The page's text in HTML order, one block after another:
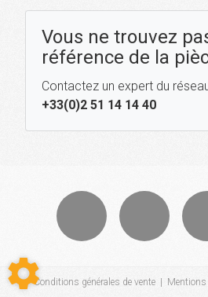
Vous ne trouvez
référence de la
Contactez un expert du
+33(0)2 51 14 14 40
Conditions générales de vente Mentions